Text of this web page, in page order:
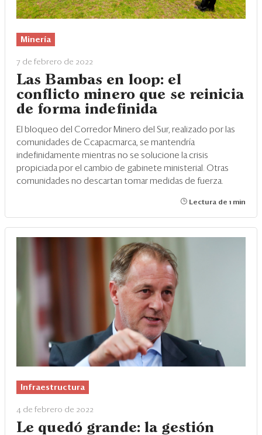
Minería
7 de febrero de 2022
Las Bambas en loop: el
conflicto minero que se reinicia
de forma indefinida
El bloqueo del Corredor Minero del Sur, realizado por las
comunidades de Ccapacmarca, se mantendría
indefinidamente mientras no se solucione la crisis
propiciada por el cambio de gabinete ministerial. Otras
comunidades no descartan tomar medidas de fuerza.
Lectura de 1 min
Infraestructura
4 de febrero de 2022
Le quedó grande: la gestión